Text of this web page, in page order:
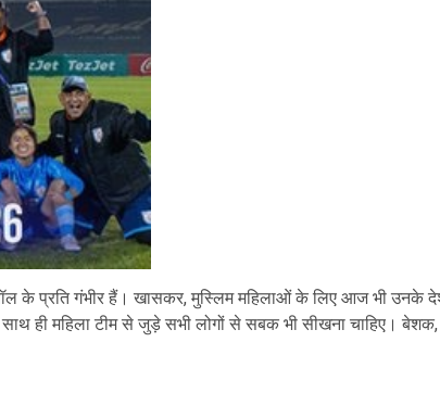
के प्रति गंभीर हैं। खासकर, मुस्लिम महिलाओं के लिए आज भी उनके
ही महिला टीम से जुड़े सभी लोगों से सबक भी सीखना चाहिए। बेशक,